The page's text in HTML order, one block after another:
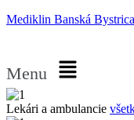
Mediklin Banská Bystrica
Menu
Lekári a ambulancie